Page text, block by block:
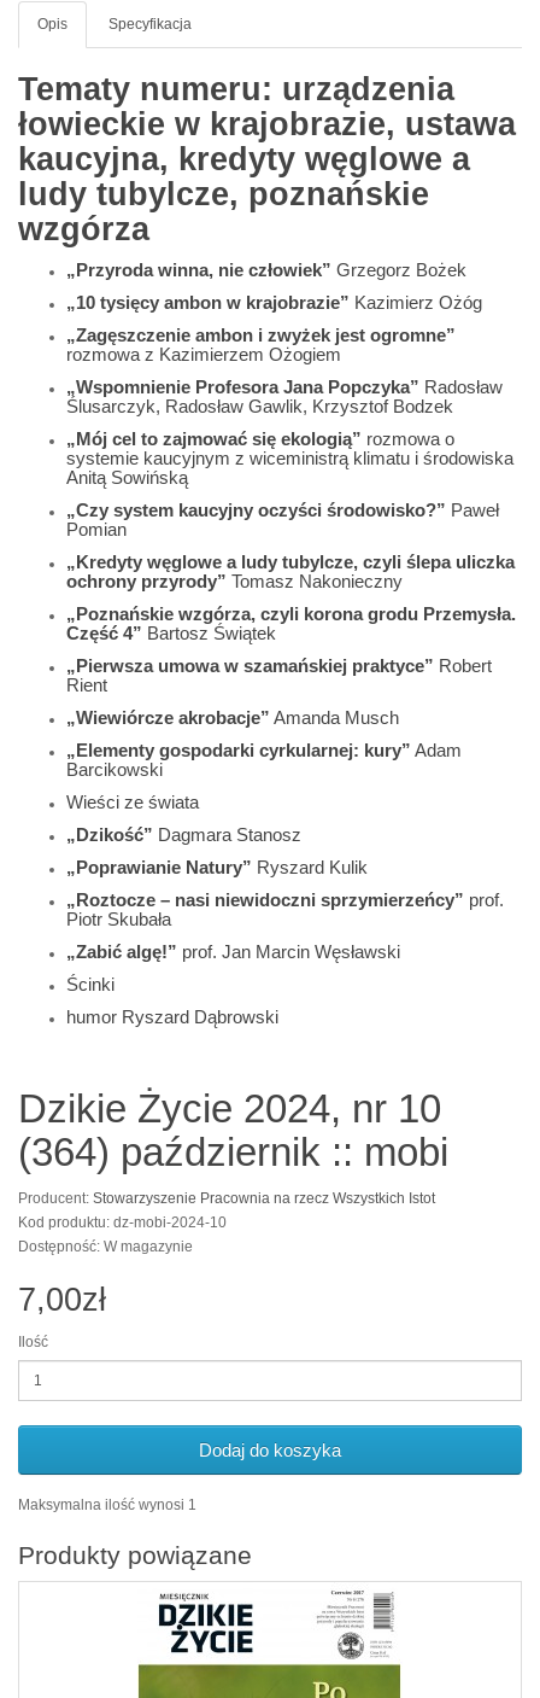
Opis Specyfikacja
Tematy numeru: urządzenia
łowieckie w krajobrazie, ustawa
kaucyjna, kredyty węglowe a
ludy tubylcze, poznańskie
wzgórza
„Przyroda winna, nie człowiek” Grzegorz Bożek
„10 tysięcy ambon w krajobrazie” Kazimierz Ożóg
„Zagęszczenie ambon i zwyżek jest ogromne”
rozmowa z Kazimierzem Ożogiem
„Wspomnienie Profesora Jana Popczyka” Radosław
Ślusarczyk, Radosław Gawlik, Krzysztof Bodzek
„Mój cel to zajmować się ekologią” rozmowa o
systemie kaucyjnym z wiceministrą klimatu i środowiska
Anitą Sowińską
„Czy system kaucyjny oczyści środowisko?” Paweł
Pomian
„Kredyty węglowe a ludy tubylcze, czyli ślepa uliczka
ochrony przyrody” Tomasz Nakonieczny
„Poznańskie wzgórza, czyli korona grodu Przemysła.
Część 4” Bartosz Świątek
„Pierwsza umowa w szamańskiej praktyce” Robert
Rient
„Wiewiórcze akrobacje” Amanda Musch
„Elementy gospodarki cyrkularnej: kury” Adam
Barcikowski
Wieści ze świata
„Dzikość” Dagmara Stanosz
„Poprawianie Natury” Ryszard Kulik
„Roztocze – nasi niewidoczni sprzymierzeńcy” prof.
Piotr Skubała
„Zabić algę!” prof. Jan Marcin Węsławski
Ścinki
humor Ryszard Dąbrowski
Dzikie Życie 2024, nr 10
(364) październik :: mobi
Producent: Stowarzyszenie Pracownia na rzecz Wszystkich Istot
Kod produktu: dz-mobi-2024-10
Dostępność: W magazynie
7,00zł
Ilość
Dodaj do koszyka
Maksymalna ilość wynosi 1
Produkty powiązane